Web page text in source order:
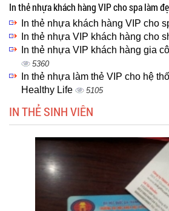
In thẻ nhựa khách hàng VIP cho spa làm
In thẻ nhựa khách hàng VIP cho
In thẻ nhựa VIP khách hàng cho
In thẻ nhựa VIP khách hàng gia
5360
In thẻ nhựa làm thẻ VIP cho hệ
Healthy Life
5105
IN THẺ SINH VIÊN